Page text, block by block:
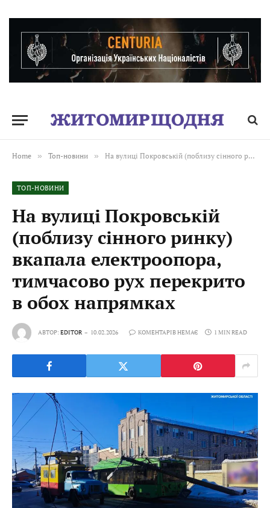
Home » Топ-новини » На вулиці Покровській (поблизу сінного ринку) вкапала електроопора, тимчасово рух перекрито в обох напрямках
ТОП-НОВИНИ
На вулиці Покровській
(поблизу сінного ринку)
вкапала електроопора,
тимчасово рух перекрито
в обох напрямках
АВТОР:EDITOR 10.02.2026 КОМЕНТАРІВ НЕМАЄ 1 MIN READ